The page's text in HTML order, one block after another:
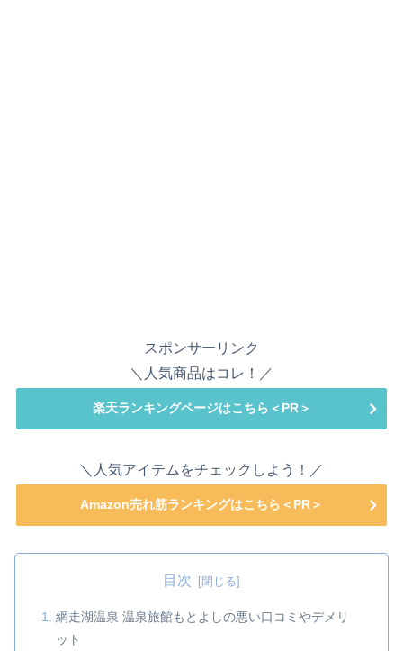
スポンサーリンク
＼人気商品はコレ！／
楽天ランキングページはこちら＜PR＞
＼人気アイテムをチェックしよう！／
Amazon売れ筋ランキングはこちら＜PR＞
目次
網走湖温泉 温泉旅館もとよしの悪い口コミやデメリ
ット